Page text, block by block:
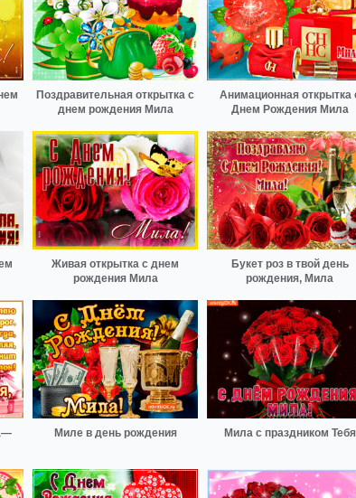
Поздравительная открытка с
днем рождения Мила
Анимационная открытка
Днем Рождения Мила
Живая открытка с днем
рождения Мила
Букет роз в твой день
рождения, Мила
Миле в день рождения Мила с праздником Тебя